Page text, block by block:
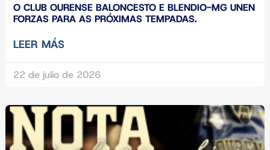
O CLUB OURENSE BALONCESTO E BLENDIO-MG UNEN
FORZAS PARA AS PRÓXIMAS TEMPADAS.
LEER MÁS
22 de julio de 2026